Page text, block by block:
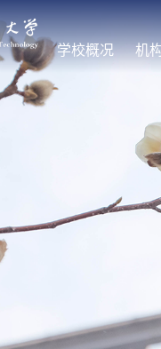
学校概况 机